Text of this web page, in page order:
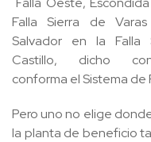
Falla Sierra de
Salvador en la Falla
Castillo, dicho
conforma el Sistema de
Pero uno no elige
la planta de beneficio